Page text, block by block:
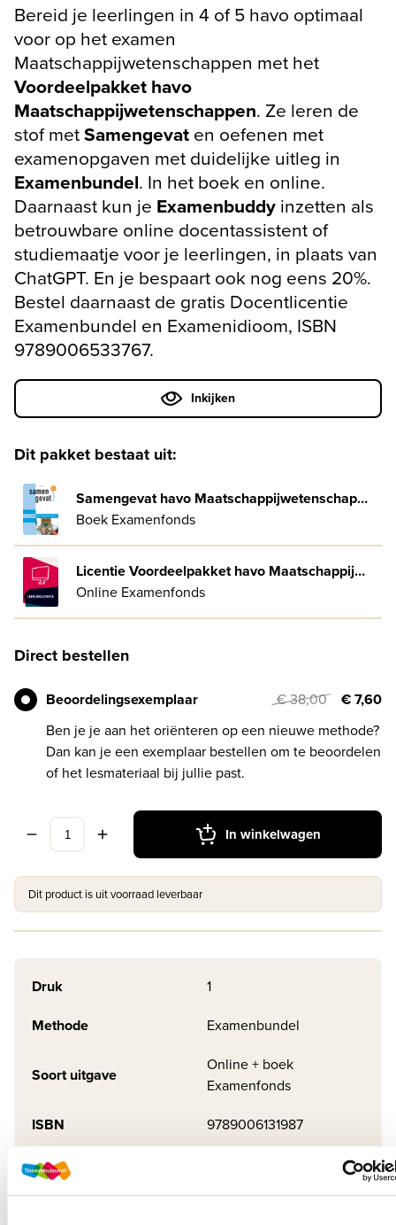
Bereid je leerlingen in 4 of 5 havo optimaal
voor op het examen
Maatschappijwetenschappen met het
Voordeelpakket havo
Maatschappijwetenschappen. Ze leren de
stof metSamengevaten oefenen met
examenopgaven met duidelijke uitleg in
Examenbundel. In het boek en online.
Daarnaast kun je Examenbuddyinzetten als
betrouwbare online docentassistent of
studiemaatje voor je leerlingen, in plaats van
ChatGPT. En je bespaart ook nog eens 20%.
Bestel daarnaast de gratis Docentlicentie
Examenbundel en Examenidioom, ISBN
9789006533767.
Inkijken
Dit pakket bestaat uit:
Samengevat havo Maatschappijwetenschappen
Boek Examenfonds
Licentie Voordeelpakket havo Maatschappijwetenschappen
Online Examenfonds
Direct bestellen
Beoordelingsexemplaar € 38,00
€ 7,60
Ben je je aan het oriënteren op een nieuwe methode?
Dan kan je een exemplaar bestellen om te beoordelen
of het lesmateriaal bij jullie past.
In winkelwagen
Dit product is uit voorraad leverbaar
Druk
1
Methode
Examenbundel
Soort uitgave
Online + boek
Examenfonds
ISBN
9789006131987
Productbeschrijving